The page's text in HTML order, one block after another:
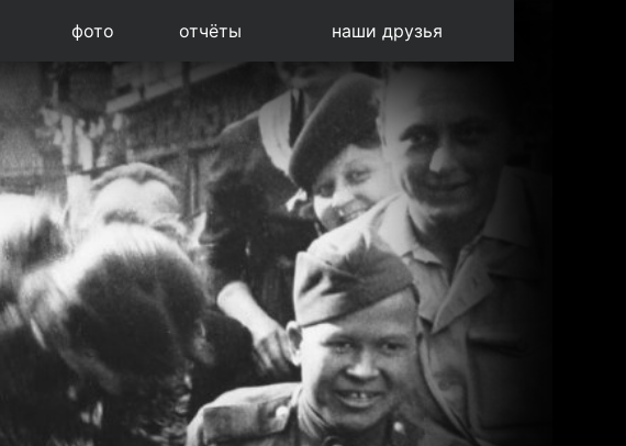
фото отчёты наши друзья